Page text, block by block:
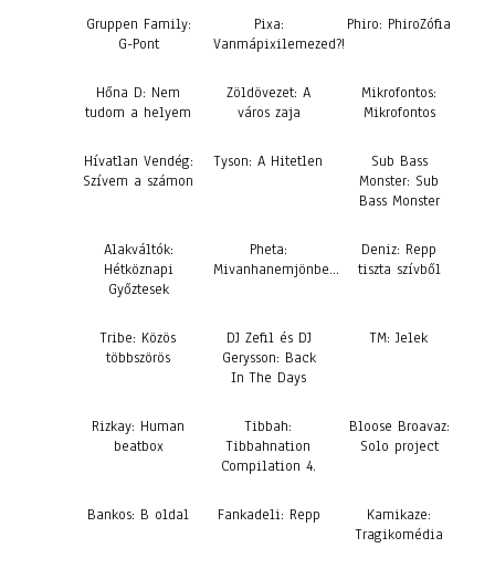
Gruppen Family:
G-Pont
Pixa:
Vanmápixilemezed?!
Phiro: PhiroZófia
Hőna D: Nem
tudom a helyem
Zöldövezet: A
város zaja
Mikrofontos:
Mikrofontos
Hívatlan Vendég:
Szívem a számon
Tyson: A Hitetlen
Sub Bass
Monster: Sub
Bass Monster
Alakváltók:
Hétköznapi
Győztesek
Pheta:
Mivanhanemjönbe…
Deniz: Repp
tiszta szívből
Tribe: Közös
többszörös
DJ Zefil és DJ
Gerysson: Back
In The Days
TM: Jelek
Rizkay: Human
beatbox
Tibbah:
Tibbahnation
Compilation 4.
Bloose Broavaz:
Solo project
Bankos: B oldal Fankadeli: Repp
Kamikaze:
Tragikomédia